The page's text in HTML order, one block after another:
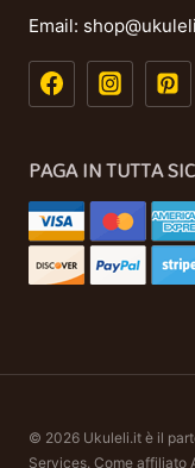
Email:
PAGA IN TUTTA
© 2026 Ukuleli.it è il
Services. Come affiliato